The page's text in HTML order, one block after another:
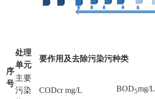
序
号
处理
单元
要作用及去除污染污种类
主要
污染
CODcr mg/L BOD5mg/L